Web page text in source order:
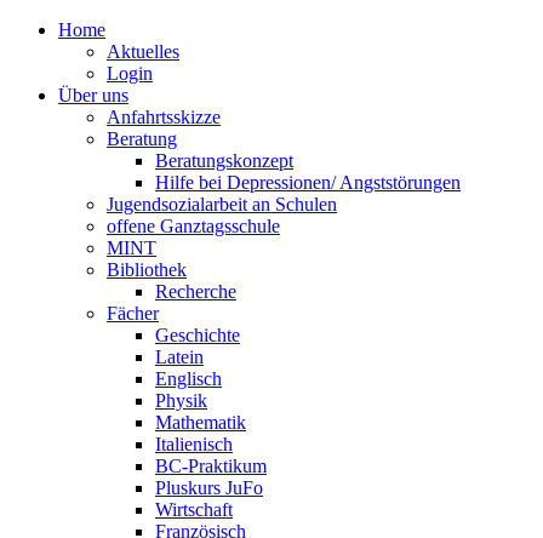
Home
Aktuelles
Login
Über uns
Anfahrtsskizze
Beratung
Beratungskonzept
Hilfe bei Depressionen/ Angststörungen
Jugendsozialarbeit an Schulen
offene Ganztagsschule
MINT
Bibliothek
Recherche
Fächer
Geschichte
Latein
Englisch
Physik
Mathematik
Italienisch
BC-Praktikum
Pluskurs JuFo
Wirtschaft
Französisch